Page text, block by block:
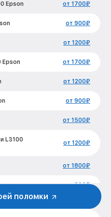
Epson от 1700₽
от 900₽
от 1200₽
Epson от 1700₽
от 1200₽
от 900₽
от 1500₽
L3100
от 1200₽
от 1800₽
от 800₽
поломки